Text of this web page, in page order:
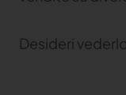
Desideri